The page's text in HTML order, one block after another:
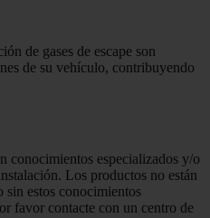
de gases de escape son
de su vehículo, contribuyendo
conocimientos especializados y/o
Los productos no están
sin estos conocimientos
favor contacte con un centro de